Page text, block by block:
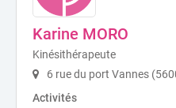
Karine MORO
Kinésithérapeute
6 rue du port Vannes
Activités